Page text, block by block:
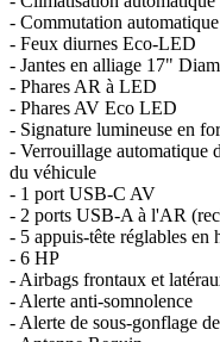
- Commutation
- Feux diurnes Eco-LED
- Jantes en alliage 17"
- Phares AR à LED
- Phares AV Eco LED
- Signature lumineuse en
- Verrouillage automatique
du véhicule
- 1 port USB-C AV
- 2 ports USB-A à l'AR
- 5 appuis-tête réglables en
- 6 HP
- Airbags frontaux et
- Alerte anti-somnolence
- Alerte de sous-gonflage